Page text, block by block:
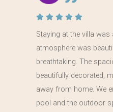
Staying at the villa was
atmosphere was
breathtaking. The
beautifully decorated,
away from home. We
pool and the outdoor